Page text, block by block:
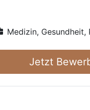
Medizin, Gesundheit,
Jetzt